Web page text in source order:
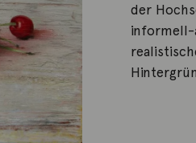
der
informell-